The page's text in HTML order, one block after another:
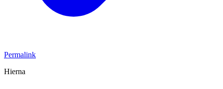
Permalink
Hierna